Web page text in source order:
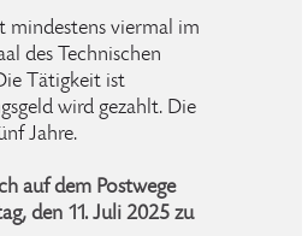
mindestens viermal im
des Technischen
Tätigkeit ist
wird gezahlt. Die
Jahre.
auf dem Postwege
den 11. Juli 2025 zu